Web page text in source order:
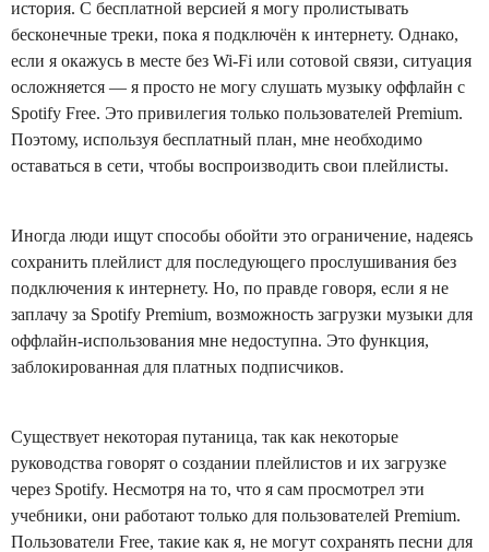
история. С бесплатной версией я могу пролистывать
бесконечные треки, пока я подключён к интернету. Однако,
если я окажусь в месте без Wi-Fi или сотовой связи, ситуация
осложняется — я просто не могу слушать музыку оффлайн с
Spotify Free. Это привилегия только пользователей Premium.
Поэтому, используя бесплатный план, мне необходимо
оставаться в сети, чтобы воспроизводить свои плейлисты.
Иногда люди ищут способы обойти это ограничение, надеясь
сохранить плейлист для последующего прослушивания без
подключения к интернету. Но, по правде говоря, если я не
заплачу за Spotify Premium, возможность загрузки музыки для
оффлайн-использования мне недоступна. Это функция,
заблокированная для платных подписчиков.
Существует некоторая путаница, так как некоторые
руководства говорят о создании плейлистов и их загрузке
через Spotify. Несмотря на то, что я сам просмотрел эти
учебники, они работают только для пользователей Premium.
Пользователи Free, такие как я, не могут сохранять песни для